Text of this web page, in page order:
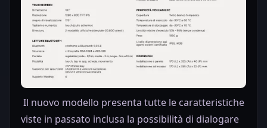
Il nuovo modello presenta tutte le caratteristiche
viste in passato inclusa la possibilità di dialogare